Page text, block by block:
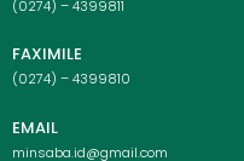
(0274) – 4399811
FAXIMILE
(0274) – 4399810
EMAIL
minsaba.id@gmail.com